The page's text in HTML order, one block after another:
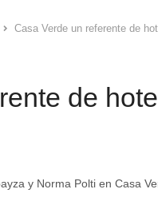
Casa Verde un referente de
de